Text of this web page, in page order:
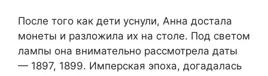
После того как дети уснули, Анна достала
монеты и разложила их на столе. Под светом
лампы она внимательно рассмотрела даты
— 1897, 1899. Имперская эпоха, догадалась